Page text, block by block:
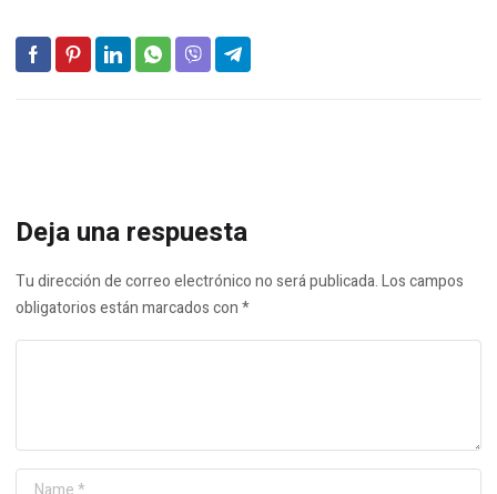
Deja una respuesta
Tu dirección de correo electrónico no será publicada.Los campos
obligatorios están marcados con*